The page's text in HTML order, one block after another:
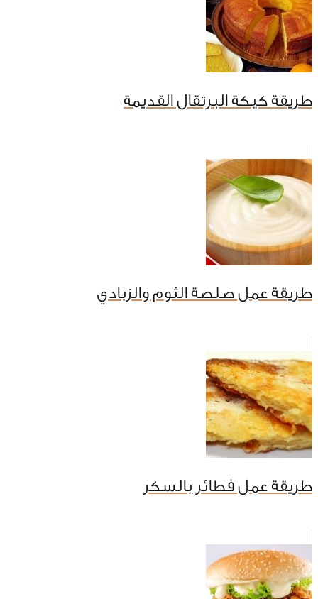
طريقة كيكة البرتقال القديمة
طريقة عمل صلصة الثوم والزبادي
طريقة عمل فطائر بالسكر